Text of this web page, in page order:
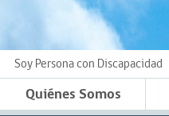
Soy Persona con Discapacidad
Quiénes Somos